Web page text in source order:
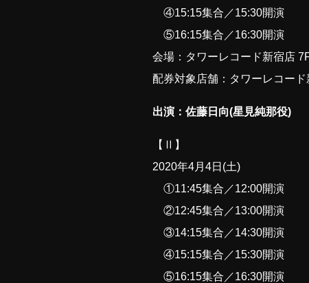
④15:15集合／15:30開演
⑤16:15集合／16:30開演
会場：タワーレコード新宿店
配券対象店舗：タワーレコード
出演：佐藤日向(星見純那役)
【Ⅱ】
2020年4月4日(土)
①11:45集合／12:00開演
②12:45集合／13:00開演
③14:15集合／14:30開演
④15:15集合／15:30開演
⑤16:15集合／16:30開演